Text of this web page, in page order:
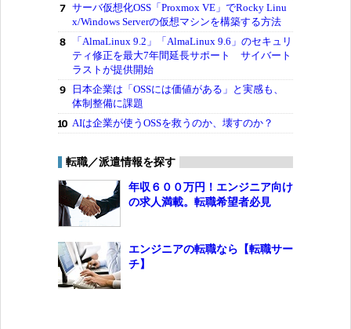
サーバ仮想化OSS「Proxmox VE」でRocky Linu
x/Windows Serverの仮想マシンを構築する方法
「AlmaLinux 9.2」「AlmaLinux 9.6」のセキュリ
ティ修正を最大7年間延長サポート サイバート
ラストが提供開始
日本企業は「OSSには価値がある」と実感も、
体制整備に課題
AIは企業が使うOSSを救うのか、壊すのか？
転職／派遣情報を探す
年収６００万円！エンジニア向け
の求人満載。転職希望者必見
エンジニアの転職なら【転職サー
チ】